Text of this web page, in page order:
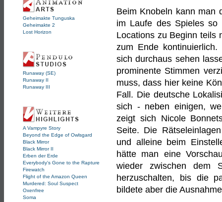
Geheimakte Tunguska
Geheimakte 2
Lost Horizon
Runaway (SE)
Runaway II
Runaway III
A Vampyre Story
Beyond the Edge of Owlsgard
Black Mirror
Black Mirror II
Erben der Erde
Everybody's Gone to the Rapture
Firewatch
Flight of the Amazon Queen
Murdered: Soul Suspect
Oxenfree
Soma
Beim Knobeln kann man
im Laufe des Spieles
Locations zu Beginn teils
zum Ende
sich durchaus sehen
prominente Stimmen
muss, dass hier keine
Fall. Die deutsche
sich - neben einigen,
zeigt sich Nicole
Seite. Die
und alleine beim
hätte man eine
wieder zwischen dem
herzuschalten, bis die
bildete aber die